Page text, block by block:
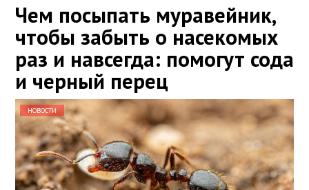
Чем посыпать муравейник,
чтобы забыть о насекомых
раз и навсегда: помогут сода
и черный перец
НОВОСТИ